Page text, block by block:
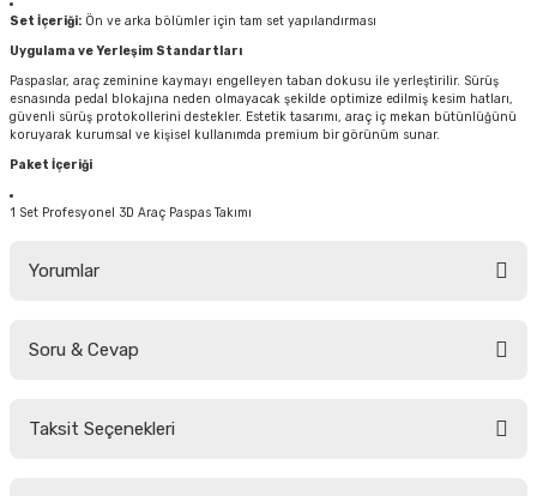
Set İçeriği: Ön ve arka bölümler için tam set yapılandırması
Uygulama ve Yerleşim Standartları
Paspaslar, araç zeminine kaymayı engelleyen taban dokusu ile yerleştirilir. Sürüş
esnasında pedal blokajına neden olmayacak şekilde optimize edilmiş kesim hatları,
güvenli sürüş protokollerini destekler. Estetik tasarımı, araç iç mekan bütünlüğünü
koruyarak kurumsal ve kişisel kullanımda premium bir görünüm sunar.
Paket İçeriği
1 Set Profesyonel 3D Araç Paspas Takımı
Yorumlar
Soru & Cevap
Taksit Seçenekleri